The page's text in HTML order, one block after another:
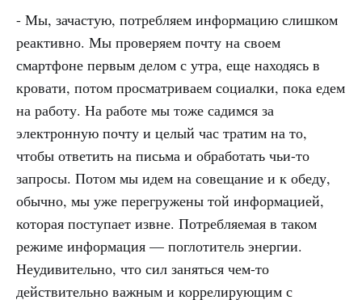
- Мы, зачастую, потребляем информацию слишком
реактивно. Мы проверяем почту на своем
смартфоне первым делом с утра, еще находясь в
кровати, потом просматриваем социалки, пока едем
на работу. На работе мы тоже садимся за
электронную почту и целый час тратим на то,
чтобы ответить на письма и обработать чьи-то
запросы. Потом мы идем на совещание и к обеду,
обычно, мы уже перегружены той информацией,
которая поступает извне. Потребляемая в таком
режиме информация — поглотитель энергии.
Неудивительно, что сил заняться чем-то
действительно важным и коррелирующим с